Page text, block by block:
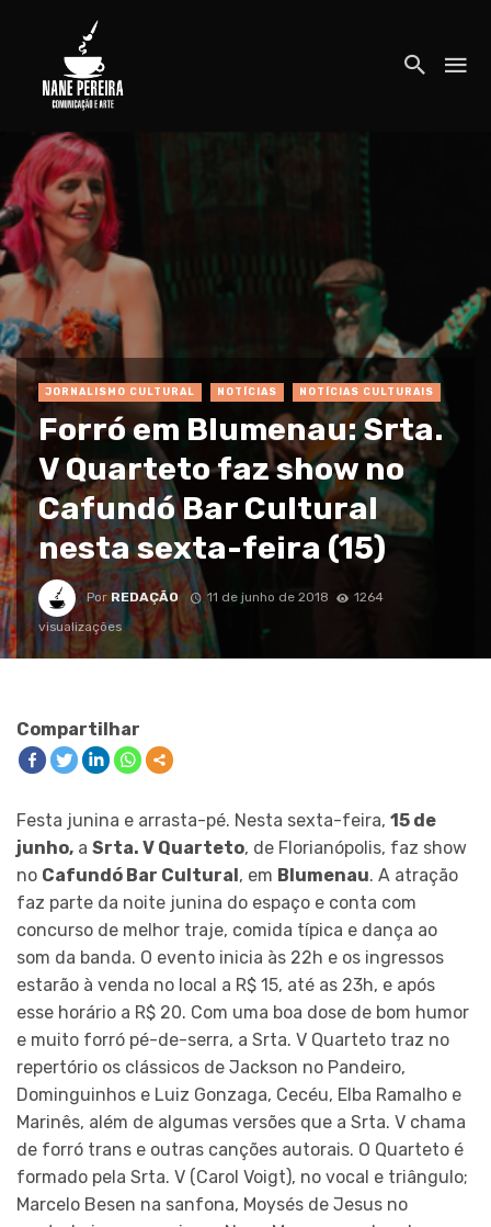
JORNALISMO CULTURAL NOTÍCIAS NOTÍCIAS CULTURAIS
Forró em Blumenau: Srta.
V Quarteto faz show no
Cafundó Bar Cultural
nesta sexta-feira (15)
Por REDAÇÃO 11 de junho de 2018
1264
visualizações
Compartilhar
Festa junina e arrasta-pé. Nesta sexta-feira, 15 de
junho, a Srta. V Quarteto, de Florianópolis, faz show
no Cafundó Bar Cultural, em Blumenau. A atração
faz parte da noite junina do espaço e conta com
concurso de melhor traje, comida típica e dança ao
som da banda. O evento inicia às 22h e os ingressos
estarão à venda no local a R$ 15, até as 23h, e após
esse horário a R$ 20. Com uma boa dose de bom humor
e muito forró pé-de-serra, a Srta. V Quarteto traz no
repertório os clássicos de Jackson no Pandeiro,
Dominguinhos e Luiz Gonzaga, Cecéu, Elba Ramalho e
Marinês, além de algumas versões que a Srta. V chama
de forró trans e outras canções autorais. O Quarteto é
formado pela Srta. V (Carol Voigt), no vocal e triângulo;
Marcelo Besen na sanfona, Moysés de Jesus no